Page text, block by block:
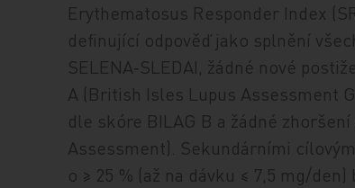
Erythematosus Responder Index
definující odpověď jako splnění
SELENA‑SLEDAI, žádné nové
A (British Isles Lupus Assessment
dle skóre BILAG B a žádné
Assessment). Sekundárními
o ≥ 25 % (až na dávku ≤ 7,5 mg/